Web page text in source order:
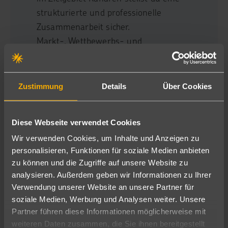
Zustimmung Details Über Cookies
Diese Webseite verwendet Cookies
Wir verwenden Cookies, um Inhalte und Anzeigen zu
personalisieren, Funktionen für soziale Medien anbieten
zu können und die Zugriffe auf unsere Website zu
analysieren. Außerdem geben wir Informationen zu Ihrer
Verwendung unserer Website an unsere Partner für
soziale Medien, Werbung und Analysen weiter. Unsere
Partner führen diese Informationen möglicherweise mit
weiteren Daten zusammen, die Sie ihnen bereitgestellt
strukturierte und professionelle
Zusammenarbeit sicher.
Markt-, Wettbewerbs- und
Performanceanalysen werden von dir
regelmäßig erstellt, ausgewertet und zur
Ableitung konkreter Maßnahmen genutzt.
Preisvergleiche und Marktbeobachtungen
Entscheidungen im Produkt- und
Ertragsmanagement.
Die kurz- und mittelfristige
Preissteuerungsmaßnahmen
(Yieldmanagement) begleitest du aktiv und
wirkst an entsprechenden Maßnahmen
mit.